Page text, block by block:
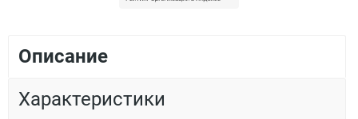
Описание
Характеристики